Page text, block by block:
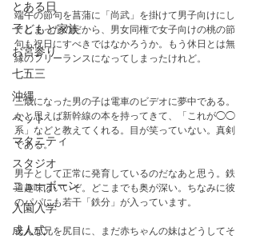
とある日
子どもと家族
お宮参り
七五三
沖縄
ペット
マタニティ
スタジオ
ニューボーン
入園入学
成人式
端午の節句を菖蒲に「尚武」を掛けて男子向けにし
てしまったのだから、男女同権で女子向けの桃の節
句も祝日にすべきではなかろうか。もう休日とは無
縁のフリーランスになってしまったけれど。
三歳になった男の子は電車のビデオに夢中である。
かと思えば新幹線の本を持ってきて、「これが◯◯
系」などと教えてくれる。目が笑っていない。真剣
である。
男子として正常に発育しているのだなあと思う。鉄
道趣味はいいぞ。どこまでも奥が深い。ちなみに彼
のパパにも若干「鉄分」が入っています。
そんな兄を尻目に、まだ赤ちゃんの妹はどうしてそ